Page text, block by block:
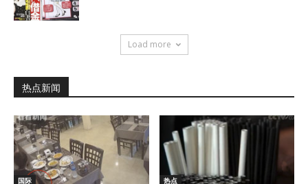
Load more
热点新闻
国际 热点